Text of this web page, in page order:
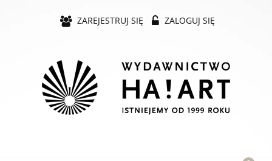
ZAREJESTRUJ SIĘ ZALOGUJ SIĘ